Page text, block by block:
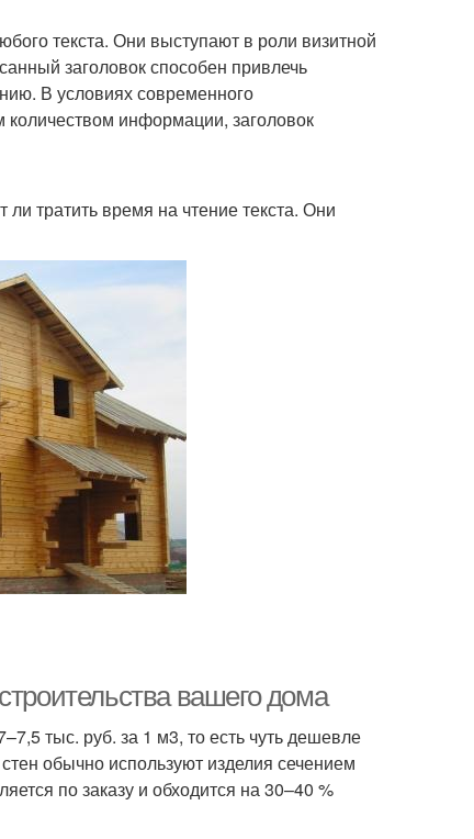
текста. Они выступают в роли визитной
заголовок способен привлечь
В условиях современного
информации, заголовок
тратить время на чтение текста. Они
вашего дома
тыс. руб. за 1 м3, то есть чуть дешевле
обычно используют изделия сечением
по заказу и обходится на 30–40 %